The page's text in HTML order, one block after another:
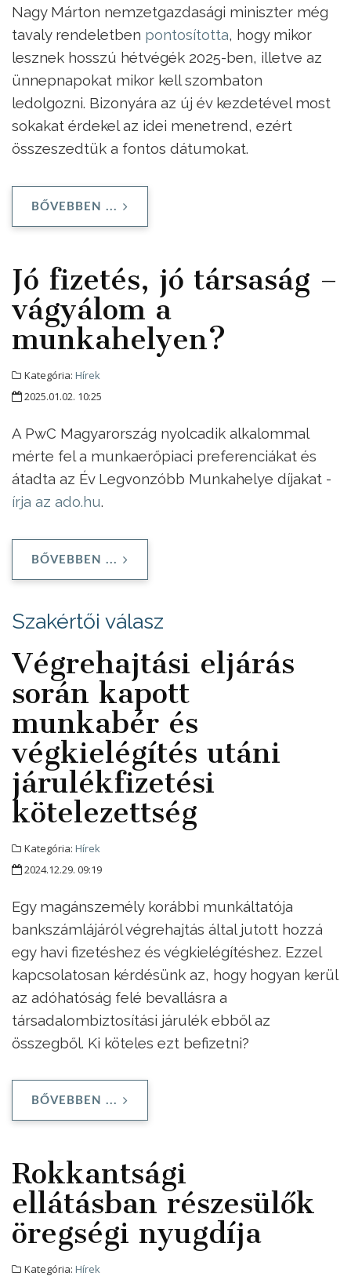
Nagy Márton nemzetgazdasági miniszter még
tavaly rendeletben pontosította, hogy mikor
lesznek hosszú hétvégék 2025-ben, illetve az
ünnepnapokat mikor kell szombaton
ledolgozni. Bizonyára az új év kezdetével most
sokakat érdekel az idei menetrend, ezért
összeszedtük a fontos dátumokat.
BŐVEBBEN ...
Jó fizetés, jó társaság –
vágyálom a
munkahelyen?
Kategória: Hírek
2025.01.02. 10:25
A PwC Magyarország nyolcadik alkalommal
mérte fel a munkaerőpiaci preferenciákat és
átadta az Év Legvonzóbb Munkahelye díjakat -
írja az ado.hu.
BŐVEBBEN ...
Szakértői válasz
Végrehajtási eljárás
során kapott
munkabér és
végkielégítés utáni
járulékfizetési
kötelezettség
Kategória: Hírek
2024.12.29. 09:19
Egy magánszemély korábbi munkáltatója
bankszámlájáról végrehajtás által jutott hozzá
egy havi fizetéshez és végkielégítéshez. Ezzel
kapcsolatosan kérdésünk az, hogy hogyan kerül
az adóhatóság felé bevallásra a
társadalombiztosítási járulék ebből az
összegből. Ki köteles ezt befizetni?
BŐVEBBEN ...
Rokkantsági
ellátásban részesülők
öregségi nyugdíja
Kategória: Hírek